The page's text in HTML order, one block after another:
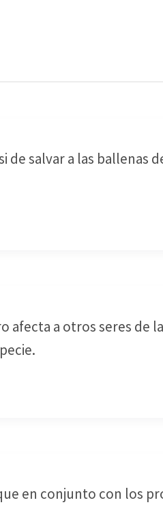
salvar a las ballenas
afecta a otros seres de
en conjunto con los